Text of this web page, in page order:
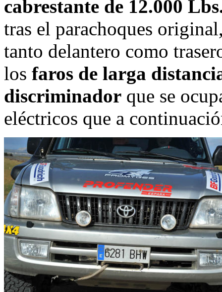
cabrestante de 12.000
tras el parachoques
tanto delantero como
los faros de larga
discriminador que se
eléctricos que a